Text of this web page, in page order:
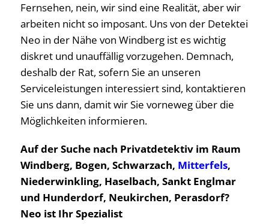
Fernsehen, nein, wir sind eine Realität, aber wir
arbeiten nicht so imposant. Uns von der Detektei
Neo in der Nähe von Windberg ist es wichtig
diskret und unauffällig vorzugehen. Demnach,
deshalb der Rat, sofern Sie an unseren
Serviceleistungen interessiert sind, kontaktieren
Sie uns dann, damit wir Sie vorneweg über die
Möglichkeiten informieren.
Auf der Suche nach Privatdetektiv im Raum
Windberg, Bogen, Schwarzach, Mitterfels,
Niederwinkling, Haselbach, Sankt Englmar
und Hunderdorf, Neukirchen, Perasdorf?
Neo ist Ihr Spezialist